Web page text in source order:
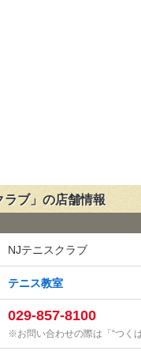
ラブ」の店舗情報
NJテニスクラブ
テニス教室
029-857-8100
お問い合わせの際は「“つく